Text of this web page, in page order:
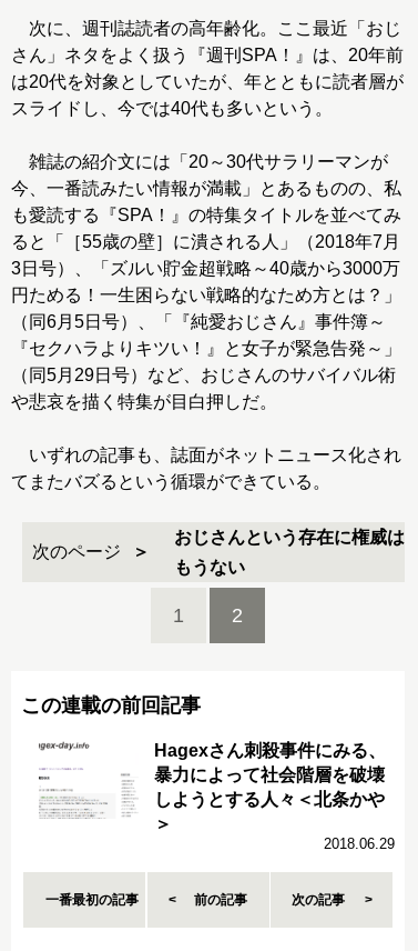
次に、週刊誌読者の高年齢化。ここ最近「おじ
さん」ネタをよく扱う『週刊SPA！』は、20年前
は20代を対象としていたが、年とともに読者層が
スライドし、今では40代も多いという。
雑誌の紹介文には「20～30代サラリーマンが
今、一番読みたい情報が満載」とあるものの、私
も愛読する『SPA！』の特集タイトルを並べてみ
ると「［55歳の壁］に潰される人」（2018年7月
3日号）、「ズルい貯金超戦略～40歳から3000万
円ためる！一生困らない戦略的なため方とは？」
（同6月5日号）、「『純愛おじさん』事件簿～
『セクハラよりキツい！』と女子が緊急告発～」
（同5月29日号）など、おじさんのサバイバル術
や悲哀を描く特集が目白押しだ。
いずれの記事も、誌面がネットニュース化され
てまたバズるという循環ができている。
次のページ
おじさんという存在に権威は
もうない
1 2
この連載の前回記事
Hagexさん刺殺事件にみる、
暴力によって社会階層を破壊
しようとする人々＜北条かや
＞
2018.06.29
一番最初の記事 前の記事 次の記事